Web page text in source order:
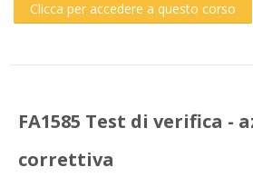
Clicca per accedere a questo corso
FA1585 Test di verifica -
correttiva